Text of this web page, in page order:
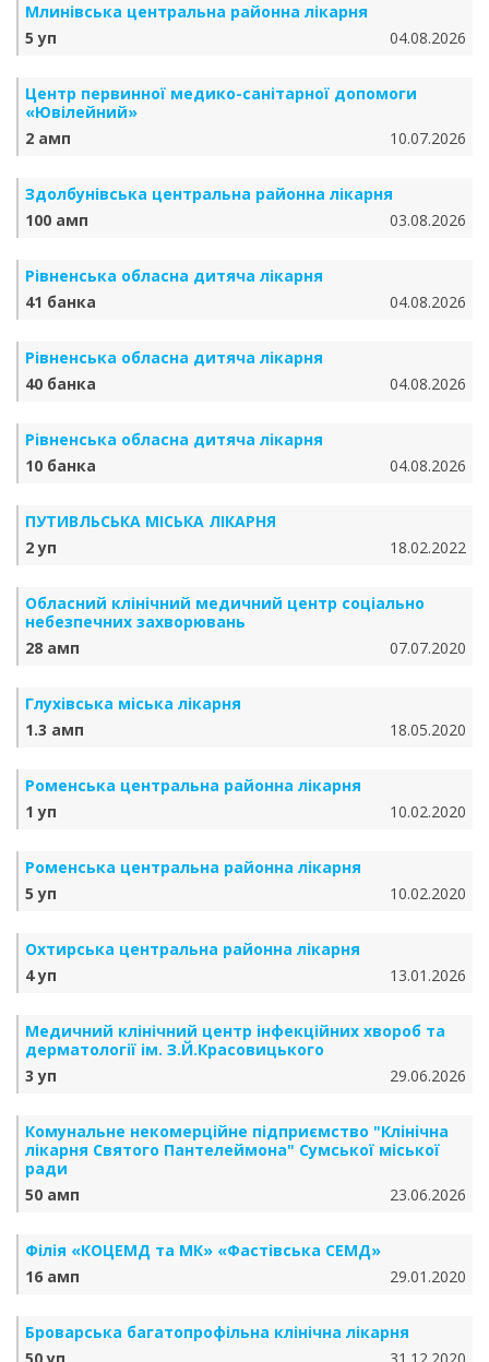
Млинівська центральна районна лікарня
5 уп
04.08.2026
Центр первинної медико-санітарної допомоги
«Ювілейний»
2 амп
10.07.2026
Здолбунівська центральна районна лікарня
100 амп
03.08.2026
Рівненська обласна дитяча лікарня
41 банка
04.08.2026
Рівненська обласна дитяча лікарня
40 банка
04.08.2026
Рівненська обласна дитяча лікарня
10 банка
04.08.2026
ПУТИВЛЬСЬКА МІСЬКА ЛІКАРНЯ
2 уп
18.02.2022
Обласний клінічний медичний центр соціально
небезпечних захворювань
28 амп
07.07.2020
Глухівська міська лікарня
1.3 амп
18.05.2020
Роменська центральна районна лікарня
1 уп
10.02.2020
Роменська центральна районна лікарня
5 уп
10.02.2020
Охтирська центральна районна лікарня
4 уп
13.01.2026
Медичний клінічний центр інфекційних хвороб та
дерматології ім. З.Й.Красовицького
3 уп
29.06.2026
Комунальне некомерційне підприємство "Клінічна
лікарня Святого Пантелеймона" Сумської міської
ради
50 амп
23.06.2026
Філія «КОЦЕМД та МК» «Фастівська СЕМД»
16 амп
29.01.2020
Броварська багатопрофільна клінічна лікарня